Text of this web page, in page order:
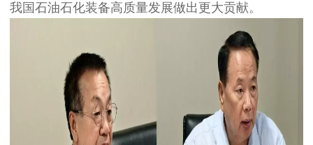
我国石油石化装备高质量发展做出更大贡献。